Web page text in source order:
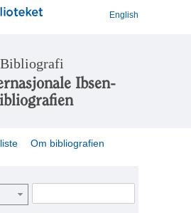
English
Bibliografi
Ibsen-
Om bibliografien